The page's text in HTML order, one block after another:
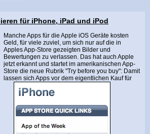
für iPhone, iPad und iPod
Manche Apps für die Apple iOS Geräte kosten
Geld, für viele zuviel, um sich nur auf die in
Apples App-Store gezeigten Bilder und
Bewertungen zu verlassen. Das hat auch Apple
jetzt erkannt und startet im amerikanischen App-
Store die neue Rubrik "Try before you buy": Damit
lassen sich Apps vor dem eigentlichen Kauf für